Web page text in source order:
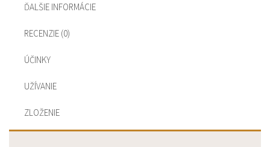
ĎALŠIE INFORMÁCIE
RECENZIE (0)
ÚČINKY
UŽÍVANIE
ZLOŽENIE